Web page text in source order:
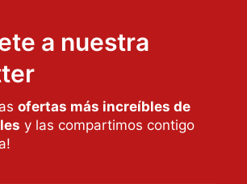
a nuestra
ofertas más increíbles de
y las compartimos contigo